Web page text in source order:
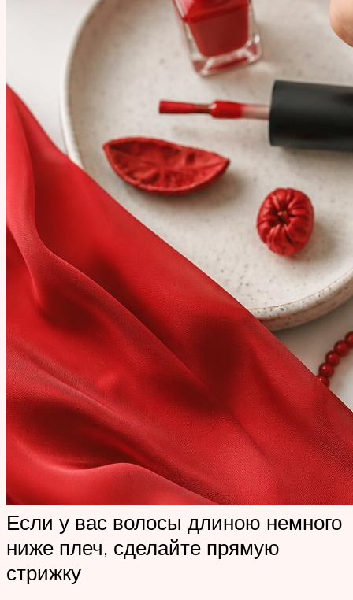
Если у вас волосы длиною немного
ниже плеч, сделайте прямую
стрижку